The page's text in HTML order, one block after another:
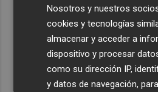
eclipse solar del 12 de agosto
El incendio del Cerro Maestre
Infomur en situación 1
Nosotros y nuestros
cookies y tecnologías
almacenar y acceder a
dispositivo y procesar
como su dirección IP,
y datos de navegación,